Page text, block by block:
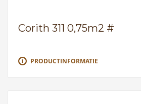
Corith 311 0,75m2 #
PRODUCTINFORMATIE